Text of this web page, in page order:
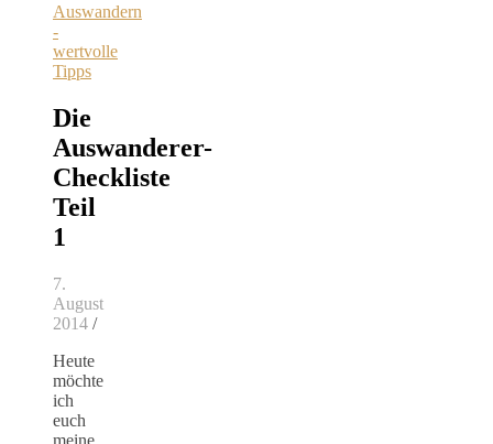
Auswandern
-
wertvolle
Tipps
Die
Auswanderer-
Checkliste
Teil
1
7.
August
2014 /
Heute
möchte
ich
euch
meine